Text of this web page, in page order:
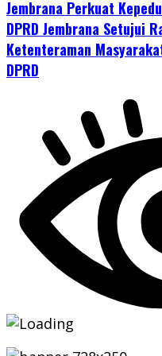
Jembrana Perkuat
DPRD Jembrana Setujui
Ketenteraman
DPRD